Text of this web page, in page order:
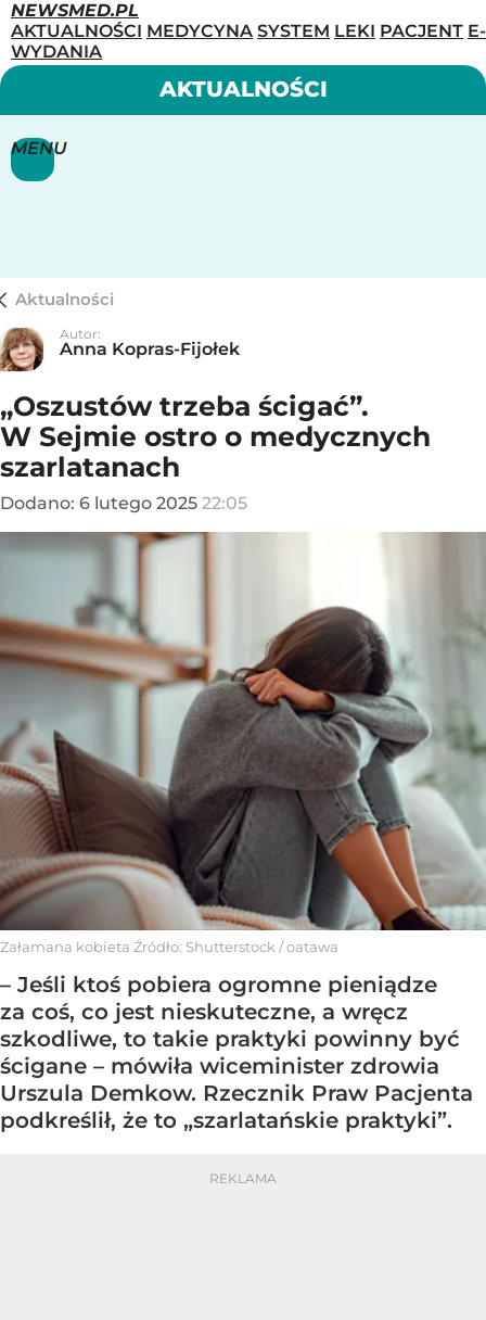
NEWSMED.PL
AKTUALNOŚCI MEDYCYNA SYSTEM LEKI PACJENT E-
WYDANIA
MENU
AKTUALNOŚCI
Aktualności
Autor:
Anna Kopras-Fijołek
„Oszustów trzeba ścigać”.
W Sejmie ostro o medycznych
szarlatanach
Dodano: 6 lutego 2025 22:05
Załamana kobieta Źródło: Shutterstock/oatawa
– Jeśli ktoś pobiera ogromne pieniądze
za coś, co jest nieskuteczne, a wręcz
szkodliwe, to takie praktyki powinny być
ścigane – mówiła wiceminister zdrowia
Urszula Demkow. Rzecznik Praw Pacjenta
podkreślił, że to „szarlatańskie praktyki”.